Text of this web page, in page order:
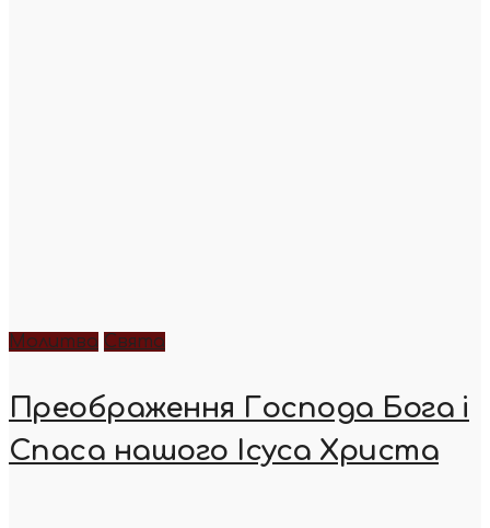
Молитва Свята
Преображення Господа Бога і
Спаса нашого Ісуса Христа